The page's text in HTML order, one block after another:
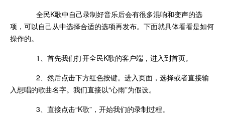
全民K歌中自己录制好音乐后会有很多混响和变声的选
项，可以自己从中选择合适的选项再发布。下面就具体看看是如何
操作的。
1、首先我们打开全民K歌的客户端，进入到首页。
2、然后点击下方红色按键。进入页面，选择或者直接输
入想唱的歌曲名字。我们直接以“心雨”为假设。
3、直接点击“K歌”，开始我们的录制过程。